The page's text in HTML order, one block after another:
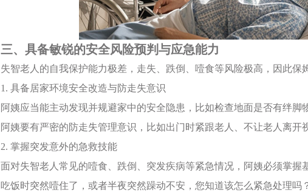
三、具备敏锐的安全风险预判与应急能力
失智老人的自我保护能力极差，走失、跌倒、噎食等风险极高，因此保
1. 具备居家环境安全改造与防走失意识
阿姨应当能主动发现并规避家中的安全隐患，比如检查地面是否有绊脚
阿姨要有严密的防走失管理意识，比如出门时紧跟老人、不让老人离开
2. 掌握突发意外的急救技能
面对失智老人常见的噎食、跌倒、突发疾病等紧急情况，阿姨必须掌握
吃饭时突然噎住了，或者半夜突然躁动不安，您知道该怎么紧急处理